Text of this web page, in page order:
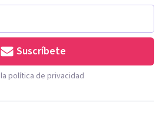
Suscríbete
política de privacidad